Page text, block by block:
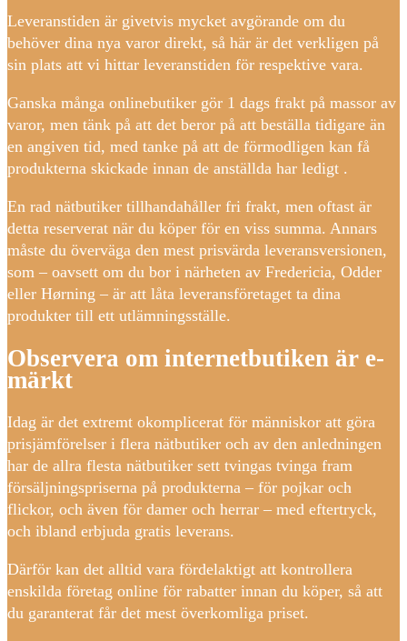
Leveranstiden är givetvis mycket avgörande om du
behöver dina nya varor direkt, så här är det verkligen på
sin plats att vi hittar leveranstiden för respektive vara.
Ganska många onlinebutiker gör 1 dags frakt på massor av
varor, men tänk på att det beror på att beställa tidigare än
en angiven tid, med tanke på att de förmodligen kan få
produkterna skickade innan de anställda har ledigt .
En rad nätbutiker tillhandahåller fri frakt, men oftast är
detta reserverat när du köper för en viss summa. Annars
måste du överväga den mest prisvärda leveransversionen,
som – oavsett om du bor i närheten av Fredericia, Odder
eller Hørning – är att låta leveransföretaget ta dina
produkter till ett utlämningsställe.
Observera om internetbutiken är e-
märkt
Idag är det extremt okomplicerat för människor att göra
prisjämförelser i flera nätbutiker och av den anledningen
har de allra flesta nätbutiker sett tvingas tvinga fram
försäljningspriserna på produkterna – för pojkar och
flickor, och även för damer och herrar – med eftertryck,
och ibland erbjuda gratis leverans.
Därför kan det alltid vara fördelaktigt att kontrollera
enskilda företag online för rabatter innan du köper, så att
du garanterat får det mest överkomliga priset.